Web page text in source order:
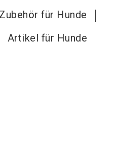
Zubehör für Hunde
Artikel für Hunde